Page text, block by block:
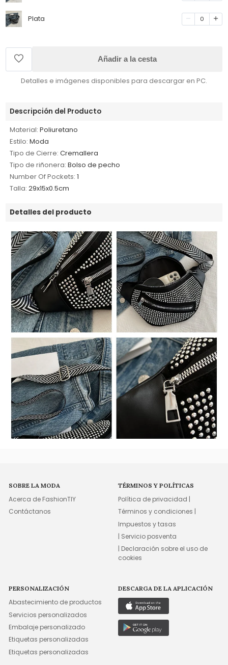
Plata 0
Añadir a la cesta
Detalles e imágenes disponibles para descargar en PC.
Descripción del Producto
Material: Poliuretano
Estilo: Moda
Tipo de Cierre: Cremallera
Tipo de riñonera: Bolso de pecho
Number Of Pockets: 1
Talla: 29x15x0.5cm
Detalles del producto
SOBRE LA MODA
Acerca de FashionTIY
Contáctanos
TÉRMINOS Y POLÍTICAS
Política de privacidad |
Términos y condiciones |
Impuestos y tasas
| Servicio posventa
| Declaración sobre el uso de
cookies
PERSONALIZACIÓN
Abastecimiento de productos
Servicios personalizados
Embalaje personalizado
Etiquetas personalizadas
Etiquetas personalizadas
DESCARGA DE LA APLICACIÓN